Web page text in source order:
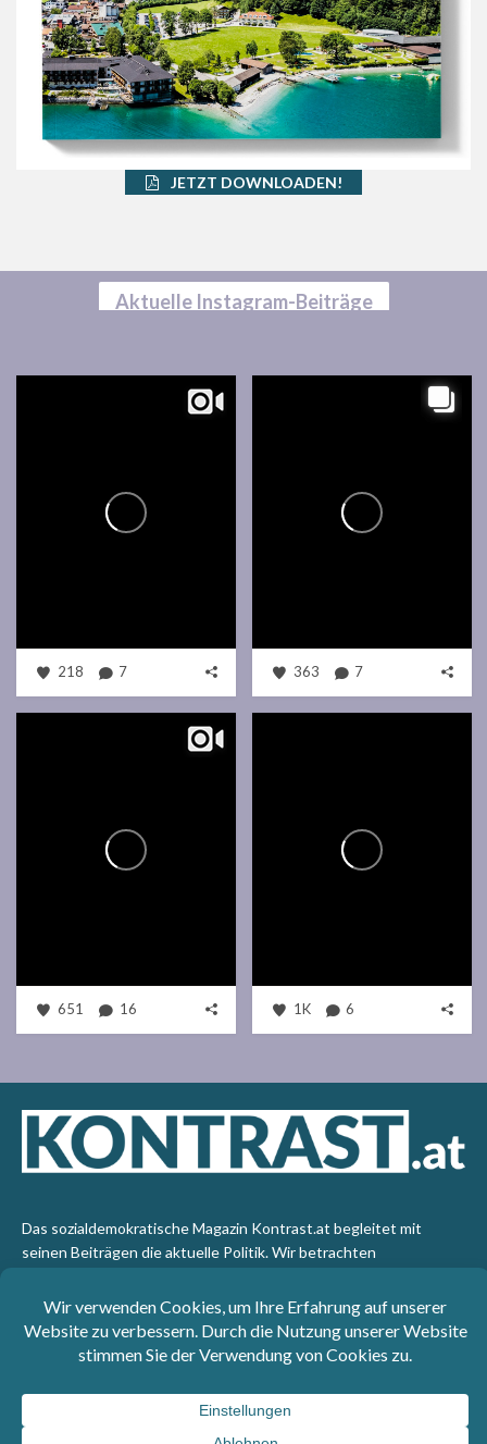
JETZT DOWNLOADEN!
Aktuelle Instagram-Beiträge
218 7 363 7
651 16 1K 6
Das sozialdemokratische Magazin Kontrast.at begleitet mit
seinen Beiträgen die aktuelle Politik. Wir betrachten
emanzipatorischen Standpunkt aus. Kontrast wirft den Blick der
sozialen Gerechtigkeit auf die Welt.
: SPÖ-Klub - 1017 Wien - Telefon: +43 1 40110-
3393 - e-mail: redaktion@kontrast.at -